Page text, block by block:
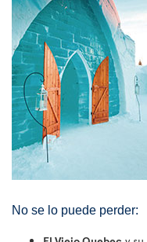
No se lo puede perder: